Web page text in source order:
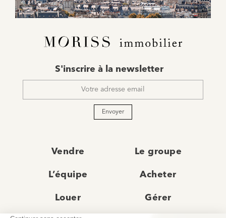
mail
S'inscrire à la newsletter
Envoyer
Vendre Le groupe
L’équipe Acheter
Louer Gérer